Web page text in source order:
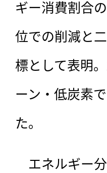
ギー消費割合
位での削減と
標として表明
ーン・低炭素
た。
エネルギー